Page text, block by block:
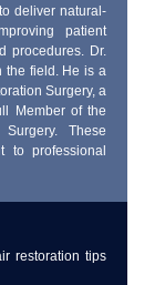
deliver natural-
patient
procedures. Dr.
the field. He is a
Surgery, a
Member of the
These
to professional
restoration tips